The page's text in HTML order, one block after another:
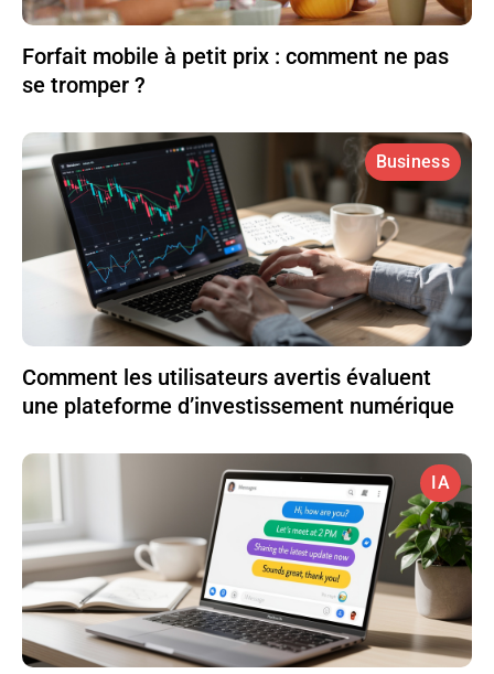
Forfait mobile à petit prix : comment ne pas
se tromper ?
Business
Comment les utilisateurs avertis évaluent
une plateforme d’investissement numérique
IA